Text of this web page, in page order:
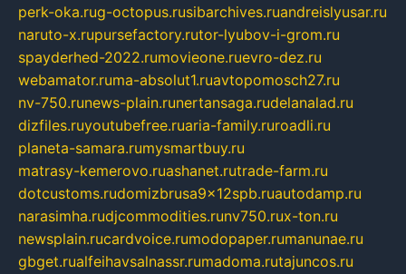
perk-oka.rug-octopus.rusibarchives.ruandreislyusar.ru
naruto-x.rupursefactory.rutor-lyubov-i-grom.ru
spayderhed-2022.rumovieone.ruevro-dez.ru
webamator.ruma-absolut1.ruavtopomosch27.ru
nv-750.runews-plain.runertansaga.rudelanalad.ru
dizfiles.ruyoutubefree.ruaria-family.ruroadli.ru
planeta-samara.rumysmartbuy.ru
matrasy-kemerovo.ruashanet.rutrade-farm.ru
dotcustoms.rudomizbrusa9x12spb.ruautodamp.ru
narasimha.rudjcommodities.runv750.rux-ton.ru
newsplain.rucardvoice.rumodopaper.rumanunae.ru
gbget.rualfeihavsalnassr.rumadoma.rutajuncos.ru